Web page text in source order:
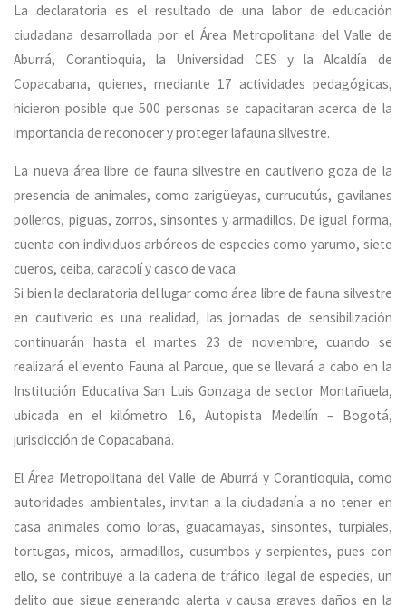
La declaratoria es el resultado de una labor de educación
ciudadana desarrollada por el Área Metropolitana del Valle de
Aburrá, Corantioquia, la Universidad CES y la Alcaldía de
Copacabana, quienes, mediante 17 actividades pedagógicas,
hicieron posible que 500 personas se capacitaran acerca de la
importancia de reconocer y proteger lafauna silvestre.
La nueva área libre de fauna silvestre en cautiverio goza de la
presencia de animales, como zarigüeyas, currucutús, gavilanes
polleros, piguas, zorros, sinsontes y armadillos. De igual forma,
cuenta con individuos arbóreos de especies como yarumo, siete
cueros, ceiba, caracolí y casco de vaca.
Si bien la declaratoria del lugar como área libre de fauna silvestre
en cautiverio es una realidad, las jornadas de sensibilización
continuarán hasta el martes 23 de noviembre, cuando se
realizará el evento Fauna al Parque, que se llevará a cabo en la
Institución Educativa San Luis Gonzaga de sector Montañuela,
ubicada en el kilómetro 16, Autopista Medellín – Bogotá,
jurisdicción de Copacabana.
El Área Metropolitana del Valle de Aburrá y Corantioquia, como
autoridades ambientales, invitan a la ciudadanía a no tener en
casa animales como loras, guacamayas, sinsontes, turpiales,
tortugas, micos, armadillos, cusumbos y serpientes, pues con
ello, se contribuye a la cadena de tráfico ilegal de especies, un
delito que sigue generando alerta y causa graves daños en la